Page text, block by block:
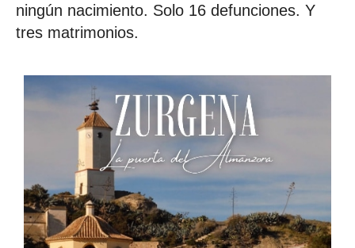
ningún nacimiento. Solo 16 defunciones. Y
tres matrimonios.